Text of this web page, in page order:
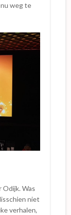
weg te
Was
niet
verhalen,